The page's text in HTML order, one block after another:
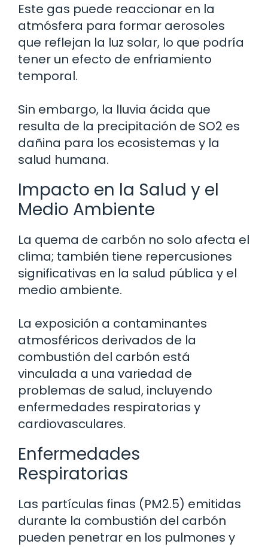
Este gas puede reaccionar en la
atmósfera para formar aerosoles
que reflejan la luz solar, lo que podría
tener un efecto de enfriamiento
temporal.
Sin embargo, la lluvia ácida que
resulta de la precipitación de SO2 es
dañina para los ecosistemas y la
salud humana.
Impacto en la Salud y el
Medio Ambiente
La quema de carbón no solo afecta el
clima; también tiene repercusiones
significativas en la salud pública y el
medio ambiente.
La exposición a contaminantes
atmosféricos derivados de la
combustión del carbón está
vinculada a una variedad de
problemas de salud, incluyendo
enfermedades respiratorias y
cardiovasculares.
Enfermedades
Respiratorias
Las partículas finas (PM2.5) emitidas
durante la combustión del carbón
pueden penetrar en los pulmones y